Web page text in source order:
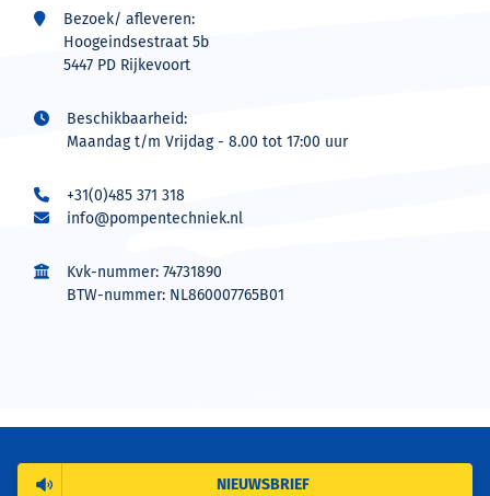
Bezoek/ afleveren:
Hoogeindsestraat 5b
5447 PD Rijkevoort
Beschikbaarheid:
Maandag t/m Vrijdag - 8.00 tot 17:00 uur
+31(0)485 371 318
info@pompentechniek.nl
Kvk-nummer: 74731890
BTW-nummer: NL860007765B01
NIEUWSBRIEF